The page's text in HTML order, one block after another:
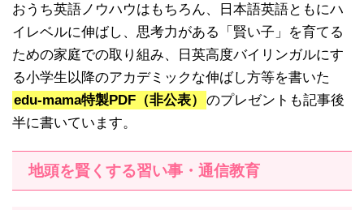
おうち英語ノウハウはもちろん、日本語英語ともにハ
イレベルに伸ばし、思考力がある「賢い子」を育てる
ための家庭での取り組み、日英高度バイリンガルにす
る小学生以降のアカデミックな伸ばし方等を書いた
edu-mama特製PDF（非公表）
のプレゼントも記事後
半に書いています。
地頭を賢くする習い事・通信教育